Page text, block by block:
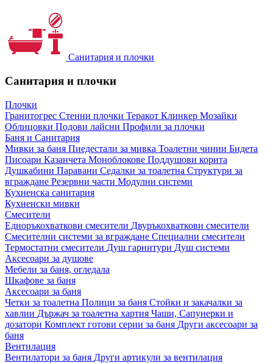
Санитария и плочки
Санитария и плочки
Плочки
Гранитогрес Стенни плочки Теракот Клинкер Мозайки
Облицовки Подови лайсни Профили за плочки
Баня и Санитария
Мивки за баня Пиедестали за мивка Тоалетни чинии Бидета
Писоари Казанчета Моноблокове Поддушови корита
Душкабини Паравани Седалки за тоалетна Структури за
вграждане Резервни части Модулни системи
Кухненска санитария
Кухненски мивки
Смесители
Едноръкохваткови смесители Двуръкохваткови смесители
Смесителни системи за вграждане Специални смесители
Термостатни смесители Душ гарнитури Душ системи
Аксесоари за душове
Мебели за баня, огледала
Шкафове за баня
Аксесоари за баня
Четки за тоалетна Полици за баня Стойки и закачалки за
хавлии Държач за тоалетна хартия Чаши, Сапунерки и
дозатори Комплект готови серии за баня Други аксесоари за
баня
Вентилация
Вентилатори за баня Други артикули за вентилация